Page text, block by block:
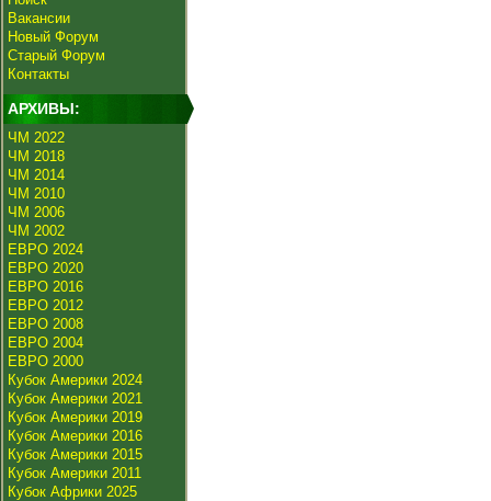
Вакансии
Новый Форум
Старый Форум
Контакты
АРХИВЫ:
ЧМ 2022
ЧМ 2018
ЧМ 2014
ЧМ 2010
ЧМ 2006
ЧМ 2002
ЕВРО 2024
ЕВРО 2020
ЕВРО 2016
ЕВРО 2012
ЕВРО 2008
ЕВРО 2004
ЕВРО 2000
Кубок Америки 2024
Кубок Америки 2021
Кубок Америки 2019
Кубок Америки 2016
Кубок Америки 2015
Кубок Америки 2011
Кубок Африки 2025